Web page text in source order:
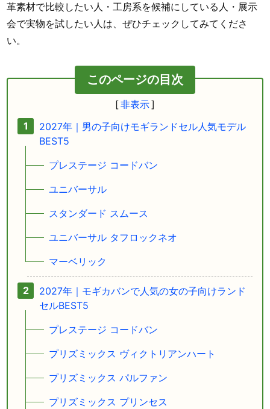
革素材で比較したい人・工房系を候補にしている人・展示
会で実物を試したい人は、ぜひチェックしてみてくださ
い。
このページの目次
2027年｜男の子向けモギランドセル人気モデル
BEST5
プレステージ コードバン
ユニバーサル
スタンダード スムース
ユニバーサル タフロックネオ
マーベリック
2027年｜モギカバンで人気の女の子向けランド
セルBEST5
プレステージ コードバン
プリズミックス ヴィクトリアンハート
プリズミックス パルファン
プリズミックス プリンセス